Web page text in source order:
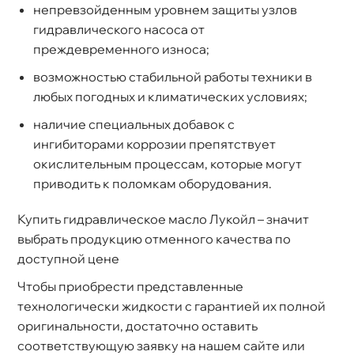
непревзойденным уровнем защиты узло
идравлического насоса от
преждевременного износа;
озможностью стабильной работы техники
любых погодных и климатических условиях;
наличие специальных добавок с
ингибиторами коррозии препятствует
окислительным процессам, которые могут
приводить к поломкам оборудования.
Купить гидравлическое масло Лукойл – значит
ыбрать продукцию отменного качества по
доступной цене
Чтобы приобрести представленные
технологически жидкости с гарантией их полной
оригинальности, достаточно оставить
соответствующую заявку на нашем сайте или